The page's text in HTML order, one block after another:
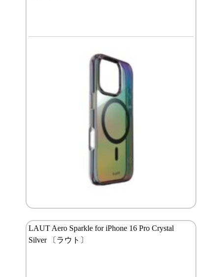
LAUT Aero Sparkle for iPhone 16 Pro Crystal
Silver 〔ラウト〕